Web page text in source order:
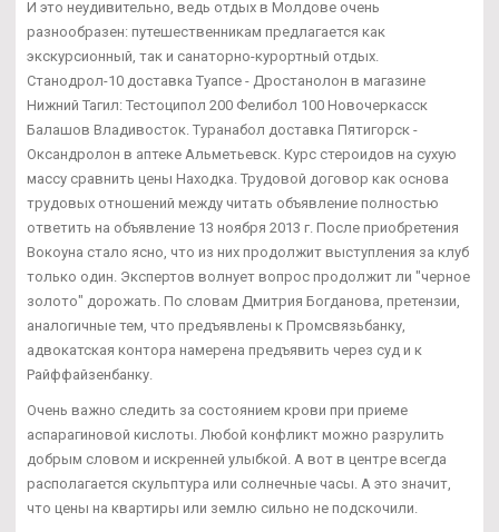
И это неудивительно, ведь отдых в Молдове очень
разнообразен: путешественникам предлагается как
экскурсионный, так и санаторно-курортный отдых.
Станодрол-10 доставка Туапсе - Дростанолон в магазине
Нижний Тагил: Тестоципол 200 Фелибол 100 Новочеркасск
Балашов Владивосток. Туранабол доставка Пятигорск -
Оксандролон в аптеке Альметьевск. Курс стероидов на сухую
массу сравнить цены Находка. Трудовой договор как основа
трудовых отношений между читать объявление полностью
ответить на объявление 13 ноября 2013 г. После приобретения
Вокоуна стало ясно, что из них продолжит выступления за клуб
только один. Экспертов волнует вопрос продолжит ли "черное
золото" дорожать. По словам Дмитрия Богданова, претензии,
аналогичные тем, что предъявлены к Промсвязьбанку,
адвокатская контора намерена предъявить через суд и к
Райффайзенбанку.
Очень важно следить за состоянием крови при приеме
аспарагиновой кислоты. Любой конфликт можно разрулить
добрым словом и искренней улыбкой. А вот в центре всегда
располагается скульптура или солнечные часы. А это значит,
что цены на квартиры или землю сильно не подскочили.